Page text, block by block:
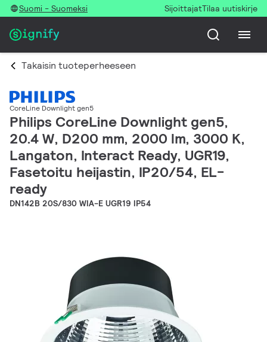
Suomi - Suomeksi SijoittajatTilaa uutiskirje
Takaisin tuoteperheeseen
CoreLine Downlight gen5
Philips CoreLine Downlight gen5,
20.4 W, D200 mm, 2000 lm, 3000 K,
Langaton, Interact Ready, UGR19,
Fasetoitu heijastin, IP20/54, EL-
ready
DN142B 20S/830 WIA-E UGR19 IP54